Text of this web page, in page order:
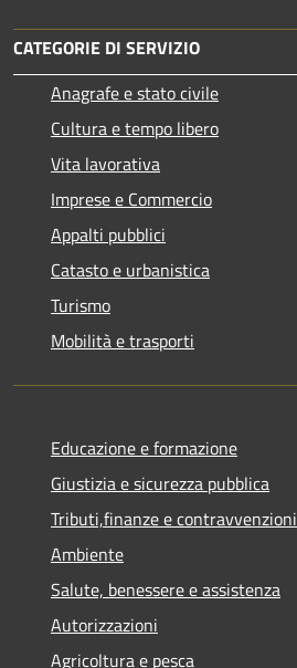
CATEGORIE DI SERVIZIO
Anagrafe e stato civile
Cultura e tempo libero
Vita lavorativa
Imprese e Commercio
Appalti pubblici
Catasto e urbanistica
Turismo
Mobilità e trasporti
Educazione e formazione
Giustizia e sicurezza pubblica
Tributi,finanze e contravvenzioni
Ambiente
Salute, benessere e assistenza
Autorizzazioni
Agricoltura e pesca